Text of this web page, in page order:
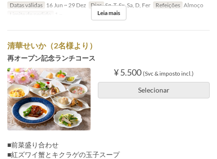
Datas válidas 16 Jun ~ 29 Dez Dias Sg, T, Sx, Sa, D, Fer Refeições Almoço
Limite de pedido
1 ~ Leia mais
清華せいか（2名様より）
再オープン記念ランチコース
¥ 5.500 (Svc & imposto incl.)
Selecionar
■前菜盛り合わせ
■紅ズワイ蟹とキクラゲの玉子スープ